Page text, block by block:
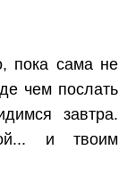
пока сама не
чем послать
завтра.
и твоим